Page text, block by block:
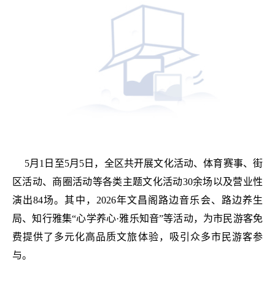
5月1日至5月5日，全区共开展文化活动、体育赛事、街
区活动、商圈活动等各类主题文化活动30余场以及营业性
演出84场。其中，2026年文昌阁路边音乐会、路边养生
局、知行雅集“心学养心·雅乐知音”等活动，为市民游客免
费提供了多元化高品质文旅体验，吸引众多市民游客参
与。